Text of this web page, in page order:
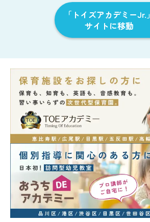
「トイズアカデミーJr.」
サイトに移動